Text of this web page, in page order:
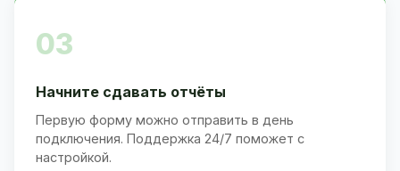
03
Начните сдавать отчёты
Первую форму можно отправить в день
подключения. Поддержка 24/7 поможет с
настройкой.